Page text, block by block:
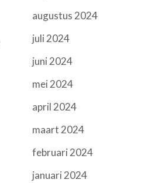
augustus 2024
juli 2024
juni 2024
mei 2024
april 2024
maart 2024
februari 2024
januari 2024